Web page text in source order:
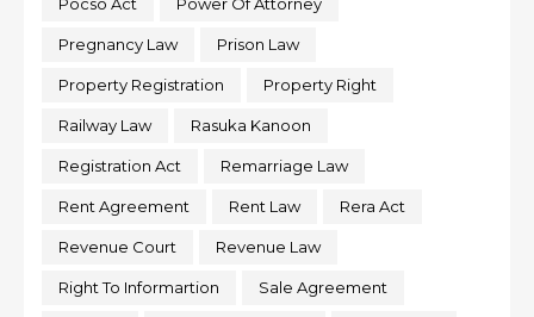
Pregnancy Law Prison Law
Property Registration Property Right
Railway Law Rasuka Kanoon
Registration Act Remarriage Law
Rent Agreement Rent Law Rera Act
Revenue Court Revenue Law
Right To Informartion Sale Agreement